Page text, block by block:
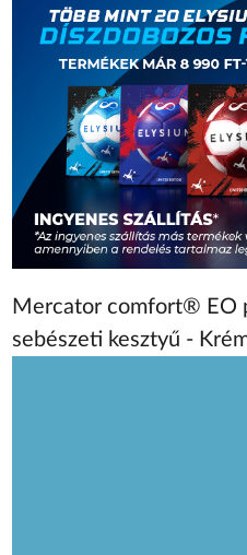
Mercator comfort® EO
sebészeti kesztyű -